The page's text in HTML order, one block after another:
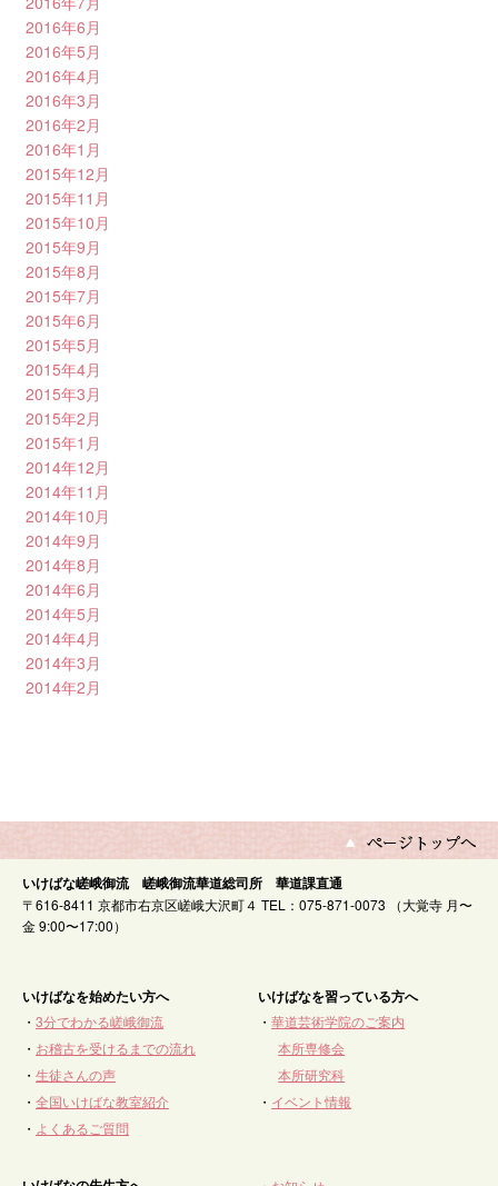
2016年6月
2016年5月
2016年4月
2016年3月
2016年2月
2016年1月
2015年12月
2015年11月
2015年10月
2015年9月
2015年8月
2015年7月
2015年6月
2015年5月
2015年4月
2015年3月
2015年2月
2015年1月
2014年12月
2014年11月
2014年10月
2014年9月
2014年8月
2014年6月
2014年5月
2014年4月
2014年3月
2014年2月
いけばな嵯峨御流 嵯峨御流華道総司所 華道課直通
〒616-8411 京都市右京区嵯峨大沢町４ TEL：075-871-0073 （大覚寺 月〜
金 9:00〜17:00）
いけばなを始めたい方へ
・ 3分でわかる嵯峨御流
・ お稽古を受けるまでの流れ
・ 生徒さんの声
・ 全国いけばな教室紹介
・ よくあるご質問
いけばなを習っている方へ
・華道芸術学院のご案内
本所専修会
本所研究科
・ イベント情報